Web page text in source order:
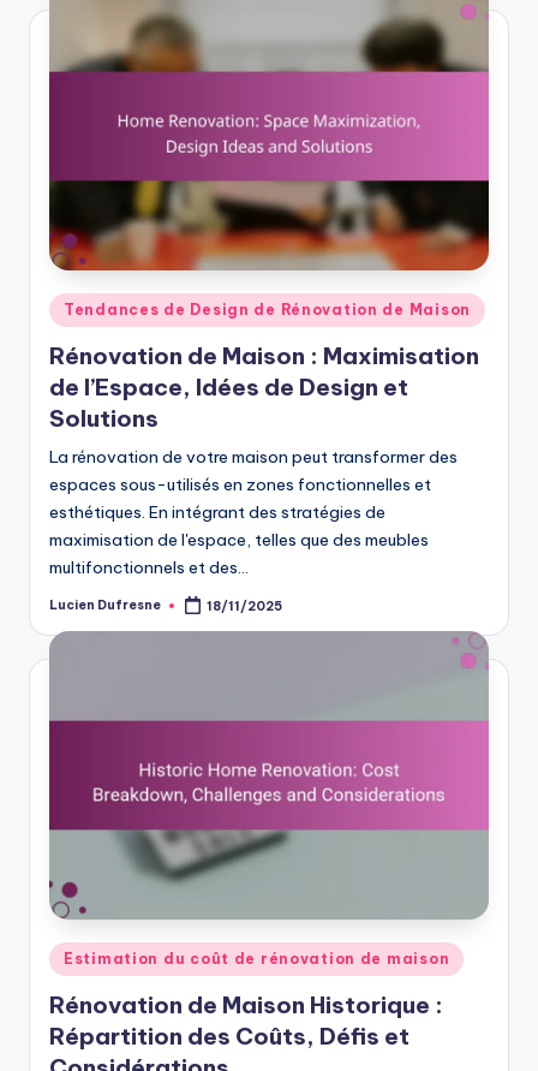
Posted
in
Tendances de Design de Rénovation de Maison
Rénovation de Maison : Maximisation
de l’Espace, Idées de Design et
Solutions
La rénovation de votre maison peut transformer des
espaces sous-utilisés en zones fonctionnelles et
esthétiques. En intégrant des stratégies de
maximisation de l'espace, telles que des meubles
multifonctionnels et des…
Posted
Lucien Dufresne 18/11/2025
Posted
Estimation du coût de rénovation de maison
Rénovation de Maison Historique :
Répartition des Coûts, Défis et